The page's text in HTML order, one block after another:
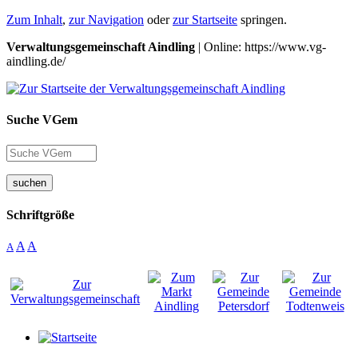
Zum Inhalt, zur Navigation oderzur Startseite springen.
Verwaltungsgemeinschaft Aindling | Online: https://www.vg-
aindling.de/
Suche VGem
suchen
Schriftgröße
A A A